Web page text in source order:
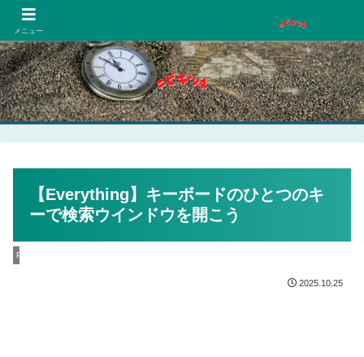
【Everything】キーボードのひとつのキ
ーで検索ウインドウを開こう
PC
2025.10.25
メニュー